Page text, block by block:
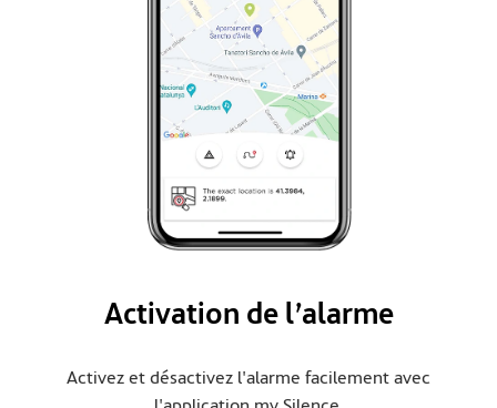
Activation de l’alarme
Activez et désactivez l'alarme facilement avec